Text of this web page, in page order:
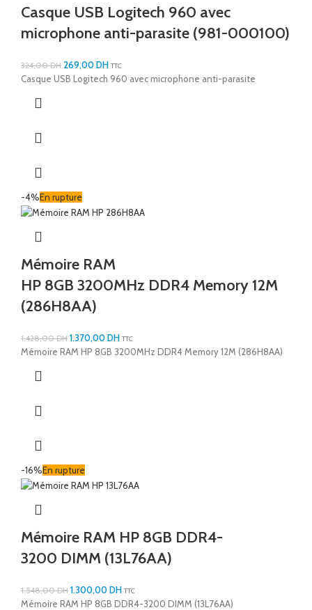
Casque USB Logitech 960 avec
microphone anti-parasite (981-000100)
324,00DH 269,00DH TTC
Casque USB Logitech 960 avec microphone anti-parasite
-4%En rupture
Mémoire RAM
HP 8GB 3200MHz DDR4 Memory 12M
(286H8AA)
1.428,00DH 1.370,00DH TTC
Mémoire RAM HP 8GB 3200MHz DDR4 Memory 12M (286H8AA)
-16%En rupture
Mémoire RAM HP 8GB DDR4-
3200 DIMM (13L76AA)
1.548,00DH 1.300,00DH TTC
Mémoire RAM HP 8GB DDR4-3200 DIMM (13L76AA)